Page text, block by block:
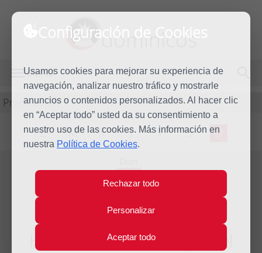
Configuración de Cookies
Usamos cookies para mejorar su experiencia de
navegación, analizar nuestro tráfico y mostrarle
anuncios o contenidos personalizados. Al hacer clic
en “Aceptar todo” usted da su consentimiento a
nuestro uso de las cookies. Más información en
nuestra Política de Cookies.
Rechazar todo
Personalizar
Aceptar todo
dominicos
MENÚ
Predicación
L M X J V S D
16
Sep
Homilía XXIV Domingo del